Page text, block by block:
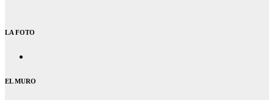
LA FOTO
EL MURO